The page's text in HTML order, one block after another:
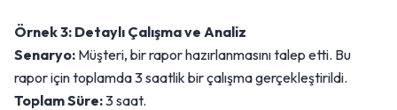
Örnek 3: Detaylı Çalışma ve Analiz
Senaryo: Müşteri, bir rapor hazırlanmasını talep etti. Bu
rapor için toplamda 3 saatlik bir çalışma gerçekleştirildi.
Toplam Süre:3 saat.